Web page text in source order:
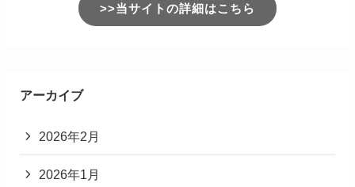
>>当サイトの詳細はこちら
アーカイブ
2026年2月
2026年1月